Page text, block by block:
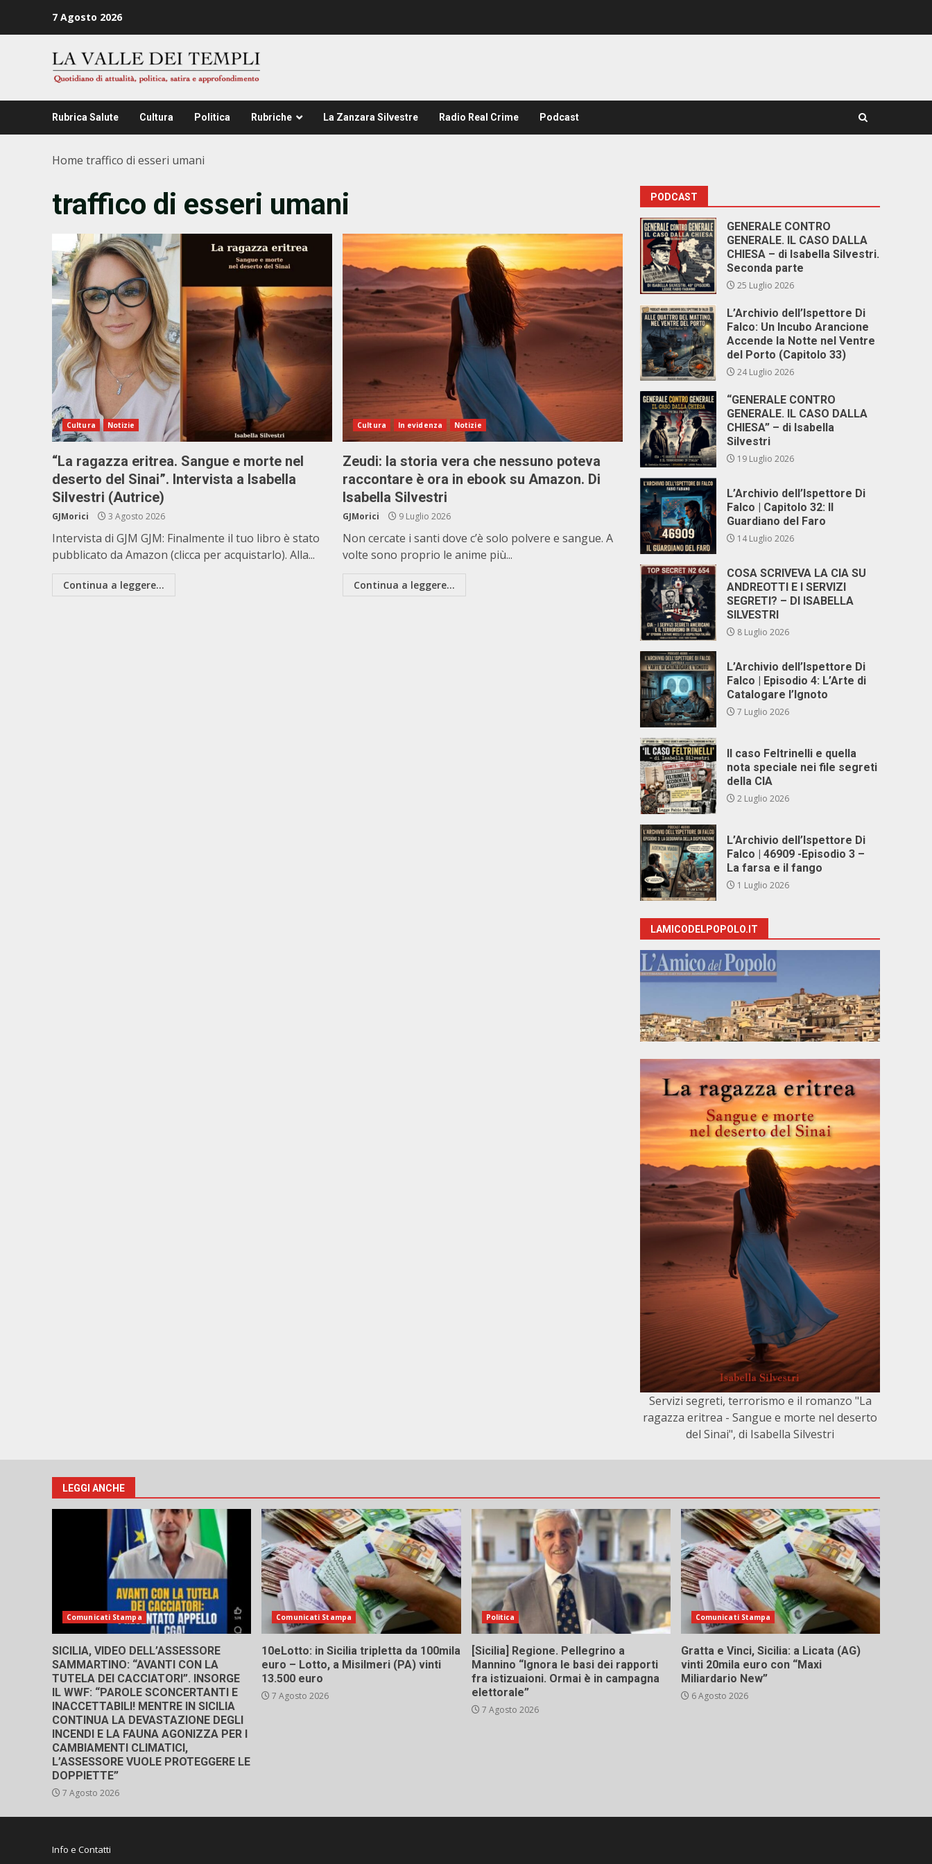
7 Agosto 2026
Rubrica Salute Cultura Politica Rubriche La Zanzara Silvestre Radio Real Crime Podcast
Home traffico di esseri umani
traffico di esseri umani
Cultura Notizie
“La ragazza eritrea. Sangue e morte nel
deserto del Sinai”. Intervista a Isabella
Silvestri (Autrice)
GJMorici 3 Agosto 2026
Intervista di GJM GJM: Finalmente il tuo libro è stato
pubblicato da Amazon (clicca per acquistarlo). Alla...
Continua a leggere...
Cultura In evidenza Notizie
Zeudi: la storia vera che nessuno poteva
raccontare è ora in ebook su Amazon. Di
Isabella Silvestri
GJMorici 9 Luglio 2026
Non cercate i santi dove c’è solo polvere e sangue. A
volte sono proprio le anime più...
Continua a leggere...
PODCAST
GENERALE CONTRO
GENERALE. IL CASO DALLA
CHIESA – di Isabella Silvestri.
Seconda parte
25 Luglio 2026
L’Archivio dell’Ispettore Di
Falco: Un Incubo Arancione
Accende la Notte nel Ventre
del Porto (Capitolo 33)
24 Luglio 2026
“GENERALE CONTRO
GENERALE. IL CASO DALLA
CHIESA” – di Isabella
Silvestri
19 Luglio 2026
L’Archivio dell’Ispettore Di
Falco | Capitolo 32: Il
Guardiano del Faro
14 Luglio 2026
COSA SCRIVEVA LA CIA SU
ANDREOTTI E I SERVIZI
SEGRETI? – DI ISABELLA
SILVESTRI
8 Luglio 2026
L’Archivio dell’Ispettore Di
Falco | Episodio 4: L’Arte di
Catalogare l’Ignoto
7 Luglio 2026
Il caso Feltrinelli e quella
nota speciale nei file segreti
della CIA
2 Luglio 2026
L’Archivio dell’Ispettore Di
Falco | 46909 -Episodio 3 –
La farsa e il fango
1 Luglio 2026
LAMICODELPOPOLO.IT
Servizi segreti, terrorismo e il romanzo "La
ragazza eritrea - Sangue e morte nel deserto
del Sinai", di Isabella Silvestri
LEGGI ANCHE
Comunicati Stampa
SICILIA, VIDEO DELL’ASSESSORE
SAMMARTINO: “AVANTI CON LA
TUTELA DEI CACCIATORI”. INSORGE
IL WWF: “PAROLE SCONCERTANTI E
INACCETTABILI! MENTRE IN SICILIA
CONTINUA LA DEVASTAZIONE DEGLI
INCENDI E LA FAUNA AGONIZZA PER I
CAMBIAMENTI CLIMATICI,
L’ASSESSORE VUOLE PROTEGGERE LE
DOPPIETTE”
7 Agosto 2026
Comunicati Stampa
10eLotto: in Sicilia tripletta da 100mila
euro – Lotto, a Misilmeri (PA) vinti
13.500 euro
7 Agosto 2026
Politica
[Sicilia] Regione. Pellegrino a
Mannino “Ignora le basi dei rapporti
fra istizuaioni. Ormai è in campagna
elettorale”
7 Agosto 2026
Comunicati Stampa
Gratta e Vinci, Sicilia: a Licata (AG)
vinti 20mila euro con “Maxi
Miliardario New”
6 Agosto 2026
Info e Contatti